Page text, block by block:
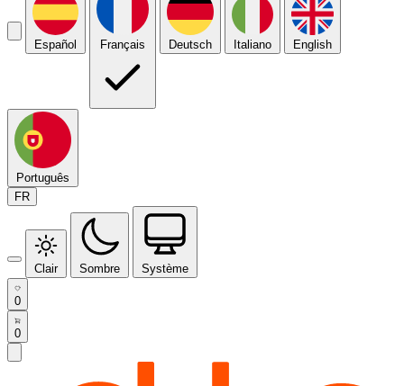
Español Français Deutsch Italiano English
Português
FR
Clair Sombre Système
0
0